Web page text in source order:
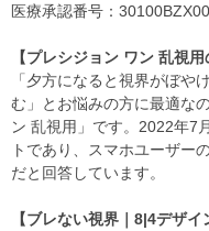
医療承認番号：
【プレシジョン ワン 乱視用
「夕方になると視界がぼや
む」とお悩みの方に最適な
ン 乱視用」です。2022年7
トであり、スマホユーザー
だと回答しています。
【ブレない視界｜8|4デザイ